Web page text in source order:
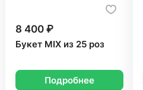
8 400 ₽
Букет MIX из 25 роз
Подробнее